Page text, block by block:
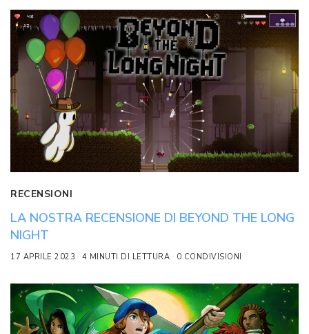
RECENSIONI
LA NOSTRA RECENSIONE DI BEYOND THE LONG
NIGHT
17 APRILE 2023 4 MINUTI DI LETTURA 0 CONDIVISIONI